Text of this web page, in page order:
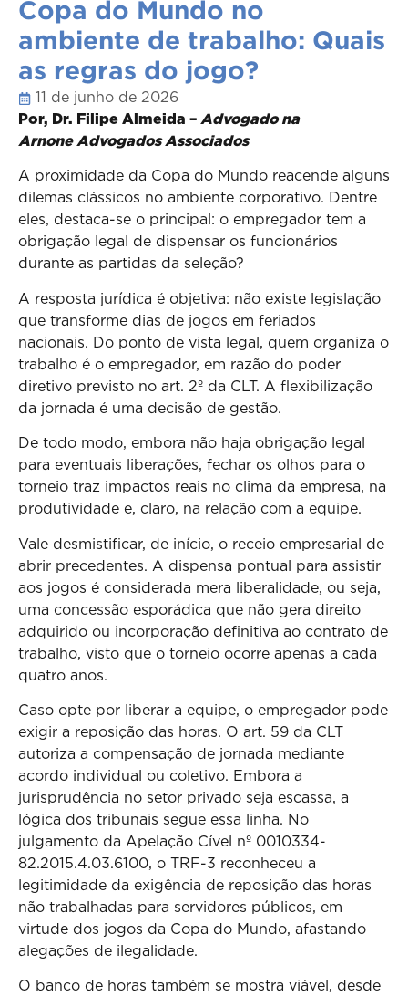
Copa do Mundo no
ambiente de trabalho: Quais
as regras do jogo?
11 de junho de 2026
Por, Dr. Filipe Almeida – Advogado na
Arnone Advogados Associados
A proximidade da Copa do Mundo reacende alguns
dilemas clássicos no ambiente corporativo. Dentre
eles, destaca-se o principal: o empregador tem a
obrigação legal de dispensar os funcionários
durante as partidas da seleção?
A resposta jurídica é objetiva: não existe legislação
que transforme dias de jogos em feriados
nacionais. Do ponto de vista legal, quem organiza o
trabalho é o empregador, em razão do poder
diretivo previsto no art. 2º da CLT. A flexibilização
da jornada é uma decisão de gestão.
De todo modo, embora não haja obrigação legal
para eventuais liberações, fechar os olhos para o
torneio traz impactos reais no clima da empresa, na
produtividade e, claro, na relação com a equipe.
Vale desmistificar, de início, o receio empresarial de
abrir precedentes. A dispensa pontual para assistir
aos jogos é considerada mera liberalidade, ou seja,
uma concessão esporádica que não gera direito
adquirido ou incorporação definitiva ao contrato de
trabalho, visto que o torneio ocorre apenas a cada
quatro anos.
Caso opte por liberar a equipe, o empregador pode
exigir a reposição das horas. O art. 59 da CLT
autoriza a compensação de jornada mediante
acordo individual ou coletivo. Embora a
jurisprudência no setor privado seja escassa, a
lógica dos tribunais segue essa linha. No
julgamento da Apelação Cível nº 0010334-
82.2015.4.03.6100, o TRF-3 reconheceu a
legitimidade da exigência de reposição das horas
não trabalhadas para servidores públicos, em
virtude dos jogos da Copa do Mundo, afastando
alegações de ilegalidade.
O banco de horas também se mostra viável, desde